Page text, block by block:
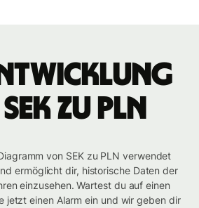
zu PLN
von SEK zu PLN verwendet
ermöglicht dir, historische Daten der
einzusehen. Wartest du auf einen
jetzt einen Alarm ein und wir geben dir